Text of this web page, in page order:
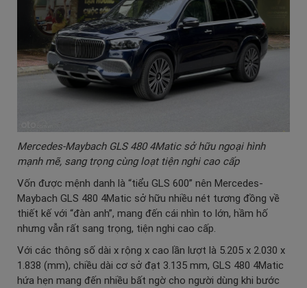
Mercedes-Maybach GLS 480 4Matic sở hữu ngoại hình
mạnh mẽ, sang trọng cùng loạt tiện nghi cao cấp
Vốn được mệnh danh là “tiểu GLS 600” nên Mercedes-
Maybach GLS 480 4Matic sở hữu nhiều nét tương đồng về
thiết kế với “đàn anh”, mang đến cái nhìn to lớn, hầm hố
nhưng vẫn rất sang trọng, tiện nghi cao cấp.
Với các thông số dài x rộng x cao lần lượt là 5.205 x 2.030 x
1.838 (mm), chiều dài cơ sở đạt 3.135 mm, GLS 480 4Matic
hứa hẹn mang đến nhiều bất ngờ cho người dùng khi bước